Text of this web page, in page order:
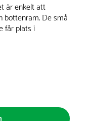
är enkelt att
bottenram. De små
får plats i